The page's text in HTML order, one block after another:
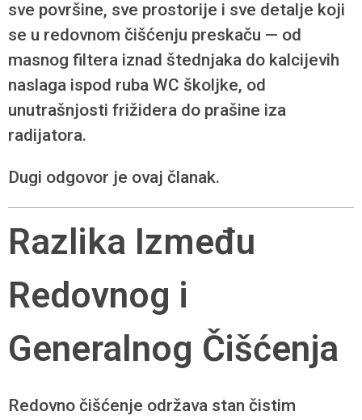
sve površine, sve prostorije i sve detalje koji
se u redovnom čišćenju preskaču — od
masnog filtera iznad štednjaka do kalcijevih
naslaga ispod ruba WC školjke, od
unutrašnjosti frižidera do prašine iza
radijatora.
Dugi odgovor je ovaj članak.
Razlika Između
Redovnog i
Generalnog Čišćenja
Redovno čišćenje održava stan čistim